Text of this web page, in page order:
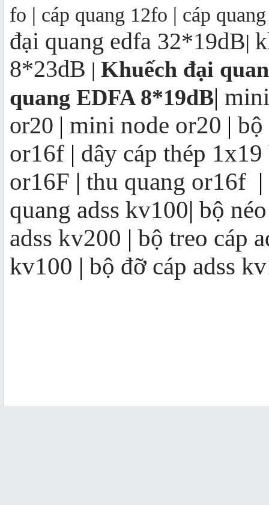
fo | cáp quang 12fo | cáp
đại quang edfa 32*19dB|
8*23dB | Khuếch đại
quang EDFA 8*19dB|
or20 | mini node or20 | bộ
or16f | dây cáp thép
or16F | thu quang or16f |
quang adss kv100| bộ
adss kv200 | bộ treo cáp
kv100 | bộ đỡ cáp adss